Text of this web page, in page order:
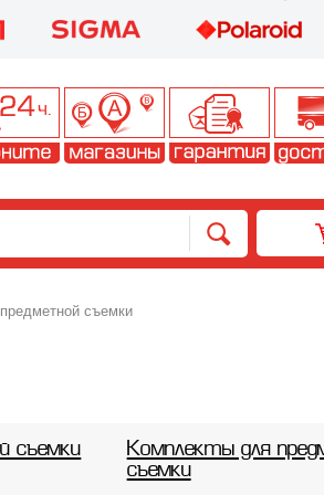
съемки
съемки
Комплекты для
съемки